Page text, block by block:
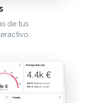
de tus